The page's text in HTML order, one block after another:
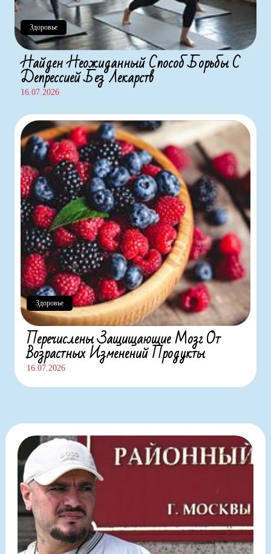
Здоровье
Найден Неожиданный Способ Борьбы С
Депрессией Без Лекарств
16.07.2026
Перечислены Защищающие Мозг От
Возрастных Изменений Продукты
16.07.2026
Здоровье